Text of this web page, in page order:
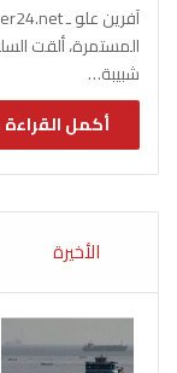
المستمرة، ألقت
شبيبة…
أكمل
الأخيرة